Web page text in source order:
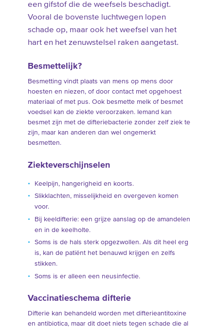
een gifstof die de weefsels beschadigt.
Vooral de bovenste luchtwegen lopen
schade op, maar ook het weefsel van het
hart en het zenuwstelsel raken aangetast.
Besmettelijk?
Besmetting vindt plaats van mens op mens door
hoesten en niezen, of door contact met opgehoest
materiaal of met pus. Ook besmette melk of besmet
voedsel kan de ziekte veroorzaken. Iemand kan
besmet zijn met de difteriebacterie zonder zelf ziek te
zijn, maar kan anderen dan wel ongemerkt
besmetten.
Ziekteverschijnselen
Keelpijn, hangerigheid en koorts.
Slikklachten, misselijkheid en overgeven komen
voor.
Bij keeldifterie: een grijze aanslag op de amandelen
en in de keelholte.
Soms is de hals sterk opgezwollen. Als dit heel erg
is, kan de patiënt het benauwd krijgen en zelfs
stikken.
Soms is er alleen een neusinfectie.
Vaccinatieschema difterie
Difterie kan behandeld worden met difterieantitoxine
en antibiotica, maar dit doet niets tegen schade die al